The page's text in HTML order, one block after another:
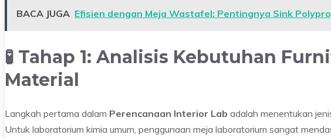
BACA JUGA Efisien dengan Meja Wastafel: Pentingnya Sink
🧪 Tahap 1: Analisis Kebutuhan
Material
Langkah pertama dalam Perencanaan Interior Lab adalah menentukan
Untuk laboratorium kimia umum, penggunaan meja laboratorium sangat